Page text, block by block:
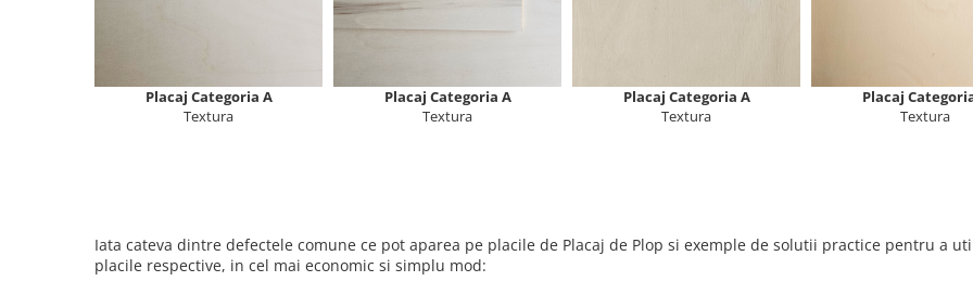
Placaj Categoria A
Textura
Placaj Categoria A
Textura
Placaj Categoria A
Textura
Placaj
Textura
Iata cateva dintre defectele comune ce pot aparea pe placile de Placaj de Plop si exemple de solutii practice pentru a
placile respective, in cel mai economic si simplu mod: